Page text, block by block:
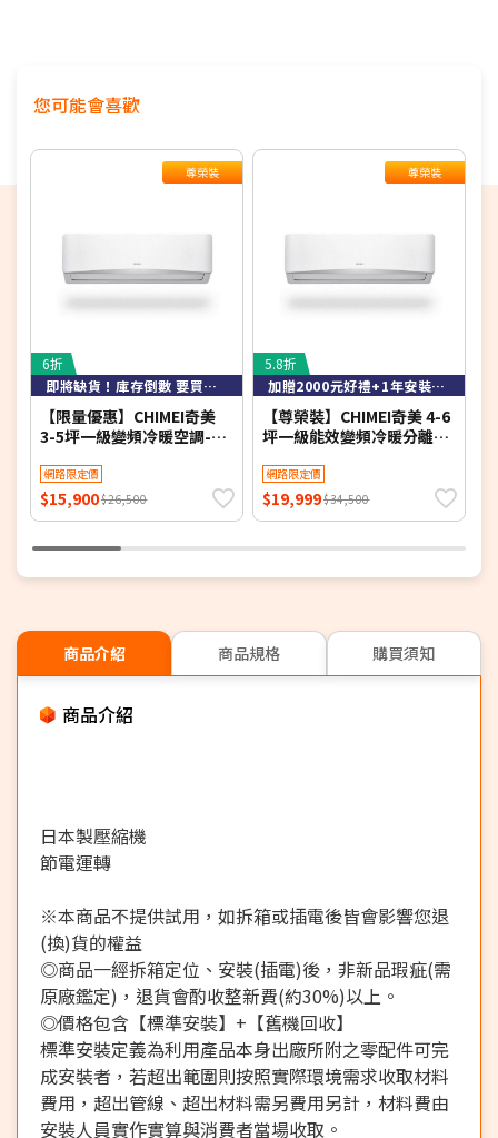
再另外發送簡訊通知。
若您同意以上約定事項再行下單，謝謝。
優惠價格，恕不參加原廠贈品活動。(回函贈除外)
您可能會喜歡
尊榮裝
6折
即將缺貨！庫存倒數 要買要快！
【限量優惠】CHIMEI奇美
3-5坪一級變頻冷暖空調-星
S29HG1 【含基本安裝+舊
機回收】【加贈2000元好禮
+1年安裝保固】
網路限定價
$15,900$26,500
尊榮裝
5.8折
加贈2000元好禮+1年安裝保固
【尊榮裝】CHIMEI奇美 4-6
坪一級能效變頻冷暖分離式
S37HG1-1/RC-
S37HG1【含基本安裝+舊機
回收】【加贈2000元好禮
網路限定價
$19,999$34,500
商品介紹 商品規格 購買須知
商品介紹
日本製壓縮機
節電運轉
※本商品不提供試用，如拆箱或插電後皆會影響您退
(換)貨的權益
◎商品一經拆箱定位、安裝(插電)後，非新品瑕疵(需
原廠鑑定)，退貨會酌收整新費(約30%)以上。
◎價格包含【標準安裝】+【舊機回收】
標準安裝定義為利用產品本身出廠所附之零配件可完
成安裝者，若超出範圍則按照實際環境需求收取材料
費用，超出管線、超出材料需另費用另計，材料費由
安裝人員實作實算與消費者當場收取。